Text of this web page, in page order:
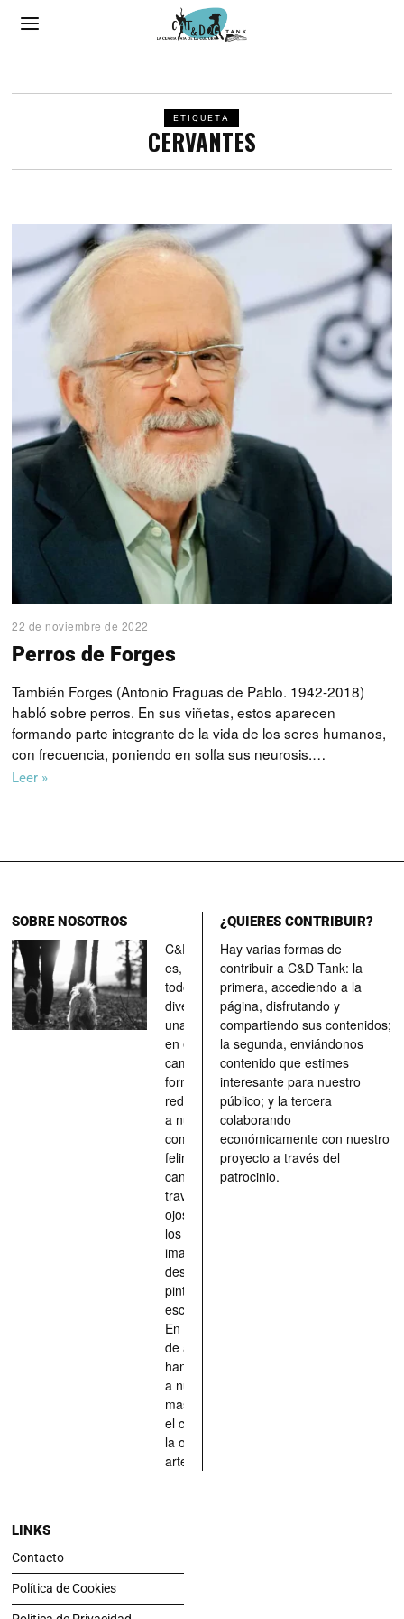
ETIQUETA
CERVANTES
22 de noviembre de 2022
Perros de Forges
También Forges (Antonio Fraguas de Pablo. 1942-2018)
habló sobre perros. En sus viñetas, estos aparecen
formando parte integrante de la vida de los seres humanos,
con frecuencia, poniendo en solfa sus neurosis.…
Leer »
SOBRE NOSOTROS
C&D Tank
es, ante
todo, un
divertimento,
una parada
en el
camino, una
forma de
redescubrir
a nuestros
compañeros
felinos y
caninos a
través de los
ojos quienes
los han
imaginado,
descrito,
pintado,
esculpido...
En definitiva,
de aquellos
han situado
a nuestras
mascotas en
el centro de
la obra de
arte.
¿QUIERES CONTRIBUIR?
Hay varias formas de
contribuir a C&D Tank: la
primera, accediendo a la
página, disfrutando y
compartiendo sus contenidos;
la segunda, enviándonos
contenido que estimes
interesante para nuestro
público; y la tercera
colaborando
económicamente con nuestro
proyecto a través del
patrocinio.
LINKS
Contacto
Política de Cookies